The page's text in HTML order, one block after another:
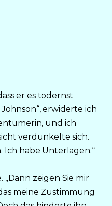
er es todernst
erwiderte ich
und ich
verdunkelte sich.
Ich habe Unterlagen.“
zeigen Sie mir
meine Zustimmung